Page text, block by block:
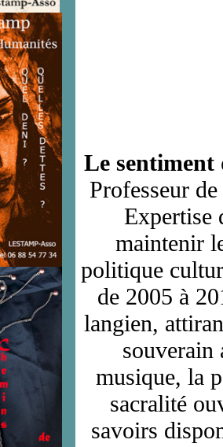
Le sentiment
Professeur
Expertise
maintenir
politique
de 2005 à
langien,
souverain
musique, la
sacralité
savoirs